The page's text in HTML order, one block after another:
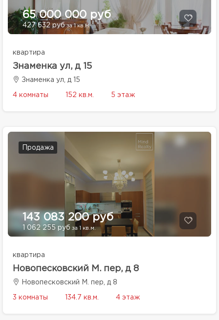
65 000 000 руб
427 632 рубза 1 кв.м.
квартира
Знаменка ул, д 15
Знаменка ул, д 15
4 комнаты 152 кв.м. 5 этаж
Продажа
143 083 200 руб
1 062 255 руб за 1 кв.м.
квартира
Новопесковский М. пер, д 8
Новопесковский М. пер, д 8
3 комнаты 134.7 кв.м. 4 этаж